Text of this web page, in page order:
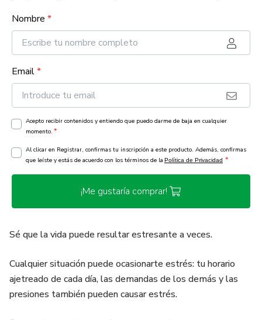
Nombre *
Email*
Acepto recibir contenidos y entiendo que puedo darme de baja en cualquier
momento. *
Al clicar en Registrar, confirmas tu inscripción a este producto. Además, confirmas
que leíste y estás de acuerdo con los términos de la Política de Privacidad *
¡Me gustaría comprar!
Sé que la vida puede resultar estresante a veces.
Cualquier situación puede ocasionarte estrés: tu horario
ajetreado de cada día, las demandas de los demás y las
presiones también pueden causar estrés.